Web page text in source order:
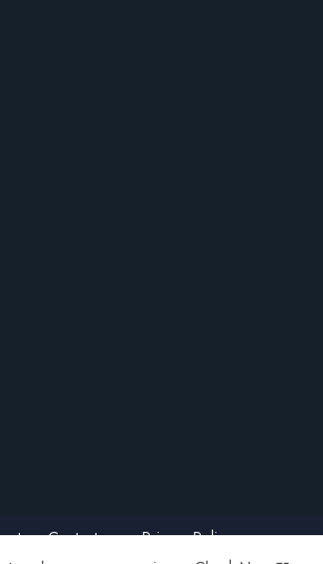
Contact us
Privacy Policy